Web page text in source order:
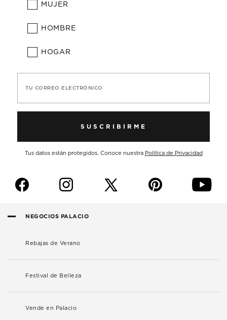
MUJER
HOMBRE
HOGAR
TU CORREO ELECTRÓNICO
SUSCRIBIRME
Tus datos están protegidos. Conoce nuestra Política de Privacidad
f i p y
NEGOCIOS PALACIO
Rebajas de Verano
Festival de Belleza
Vende en Palacio